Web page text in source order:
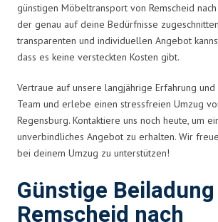
günstigen Möbeltransport von Remscheid
der genau auf deine Bedürfnisse
transparenten und individuellen Angebot
dass es keine versteckten Kosten gibt.
Vertraue auf unsere langjährige Erfahrung
Team und erlebe einen stressfreien Umzug
Regensburg. Kontaktiere uns noch heute, um
unverbindliches Angebot zu erhalten. Wir
bei deinem Umzug zu unterstützen!
Günstige
Remscheid nach